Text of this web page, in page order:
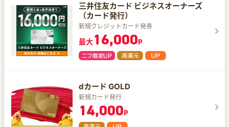
三井住友カード ビジネスオーナーズ
（カード発行）
新規クレジットカード発券
最大16,000P
dカード GOLD
新規カード発行
14,000P